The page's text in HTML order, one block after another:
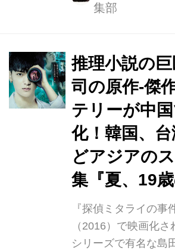
ート新宿ほか全国順
入院中の大学生の青
ら見える邸宅に佇む
れ、望遠鏡で彼女を
に“事件”を目撃して
確かめるために、彼
もとに、誰かに監視
うな謎めいた脅迫メ
く・・・。 本作は、
るミステリーと...
集部
推理小説の
司の原作-傑
テリーが中
化！韓国、
どアジアの
集『夏、19歳
『探偵ミタライの事
（2016）で映画化さ
シリーズで有名な島